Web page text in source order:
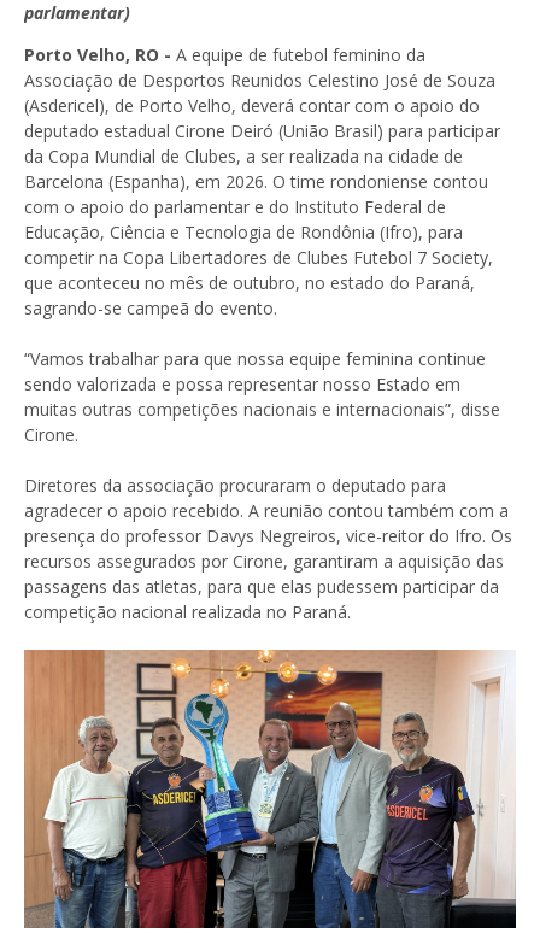
parlamentar)
Porto Velho, RO - A equipe de futebol feminino da
Associação de Desportos Reunidos Celestino José de Souza
(Asdericel), de Porto Velho, deverá contar com o apoio do
deputado estadual Cirone Deiró (União Brasil) para participar
da Copa Mundial de Clubes, a ser realizada na cidade de
Barcelona (Espanha), em 2026. O time rondoniense contou
com o apoio do parlamentar e do Instituto Federal de
Educação, Ciência e Tecnologia de Rondônia (Ifro), para
competir na Copa Libertadores de Clubes Futebol 7 Society,
que aconteceu no mês de outubro, no estado do Paraná,
sagrando-se campeã do evento.
“Vamos trabalhar para que nossa equipe feminina continue
sendo valorizada e possa representar nosso Estado em
muitas outras competições nacionais e internacionais”, disse
Cirone.
Diretores da associação procuraram o deputado para
agradecer o apoio recebido. A reunião contou também com a
presença do professor Davys Negreiros, vice-reitor do Ifro. Os
recursos assegurados por Cirone, garantiram a aquisição das
passagens das atletas, para que elas pudessem participar da
competição nacional realizada no Paraná.